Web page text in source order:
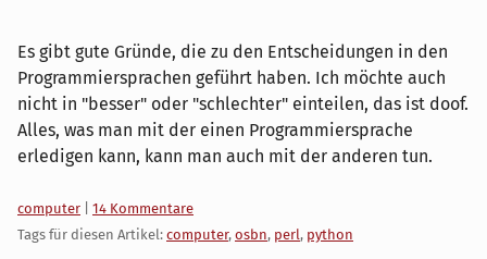
Es gibt gute Gründe, die zu den Entscheidungen in den
Programmiersprachen geführt haben. Ich möchte auch
nicht in "besser" oder "schlechter" einteilen, das ist doof.
Alles, was man mit der einen Programmiersprache
erledigen kann, kann man auch mit der anderen tun.
Kategorien:
computer
14 Kommentare
Tags für diesen Artikel: computer, osbn, perl, python